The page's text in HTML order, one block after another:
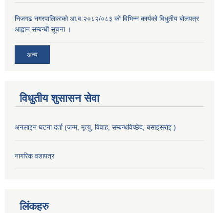
निजगढ नगरपालिकाको आ.व.२०८२/०८३ को विभिन्न कार्यको विधुतीय बोलपत्र
आह्वान सम्बन्धी सूचना ।
अन्य
विधुतीय शुसासन सेवा
अनलाइन घटना दर्ता (जन्म, मृत्यु, विवाह, सम्बन्धविच्छेद, बसाइसराइ )
नागरिक वडापत्र
लिंकहरु